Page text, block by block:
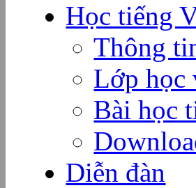
Học tiếng
Thông
Lớp học
Bài học
Diễn đàn